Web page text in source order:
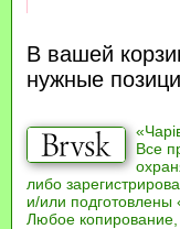
В вашей
нужные
Все
либо
и/или
Любое